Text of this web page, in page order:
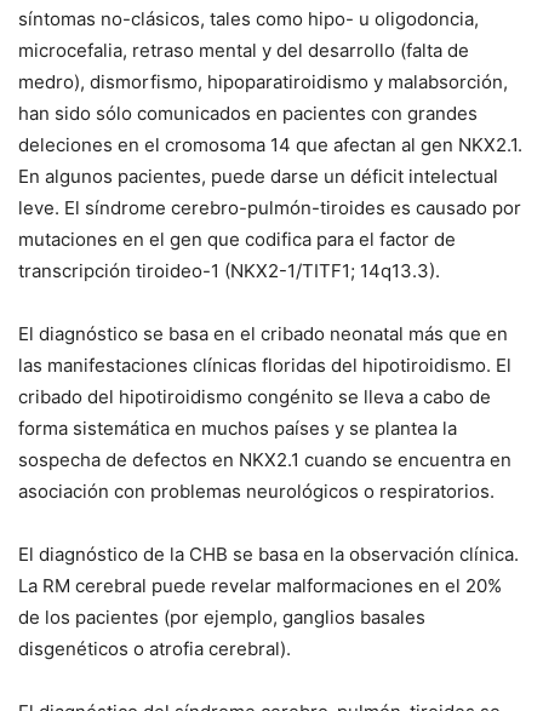
síntomas no-clásicos, tales como hipo- u oligodoncia,
microcefalia, retraso mental y del desarrollo (falta de
medro), dismorfismo, hipoparatiroidismo y malabsorción,
han sido sólo comunicados en pacientes con grandes
deleciones en el cromosoma 14 que afectan al gen NKX2.1.
En algunos pacientes, puede darse un déficit intelectual
leve. El síndrome cerebro-pulmón-tiroides es causado por
mutaciones en el gen que codifica para el factor de
transcripción tiroideo-1 (NKX2-1/TITF1; 14q13.3).
El diagnóstico se basa en el cribado neonatal más que en
las manifestaciones clínicas floridas del hipotiroidismo. El
cribado del hipotiroidismo congénito se lleva a cabo de
forma sistemática en muchos países y se plantea la
sospecha de defectos en NKX2.1 cuando se encuentra en
asociación con problemas neurológicos o respiratorios.
El diagnóstico de la CHB se basa en la observación clínica.
La RM cerebral puede revelar malformaciones en el 20%
de los pacientes (por ejemplo, ganglios basales
disgenéticos o atrofia cerebral).